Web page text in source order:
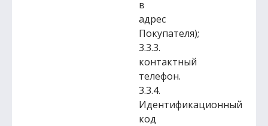
в
адрес
Покупателя);
3.3.3.
контактный
телефон.
3.3.4.
Идентификационный
код